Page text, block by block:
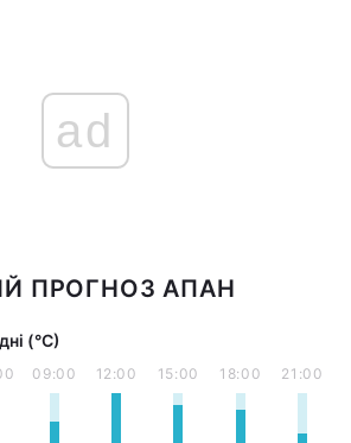
ad
ПРОГНОЗ АПАН
(°С)
09:00 12:00 15:00 18:00 21:00